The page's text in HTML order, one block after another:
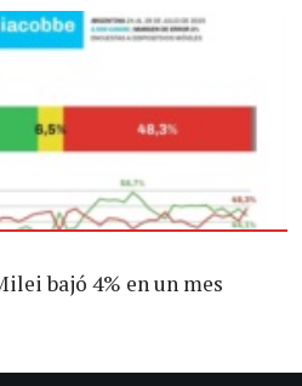
bajó 4% en un mes